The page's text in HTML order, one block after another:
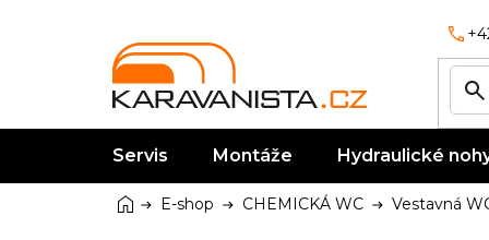
Servis Montáže Hydraulické
Domů
E-shop CHEMICKÁ WC Vestavná